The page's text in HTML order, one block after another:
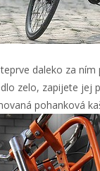
daleko za
zelo, zapijete
pohanková